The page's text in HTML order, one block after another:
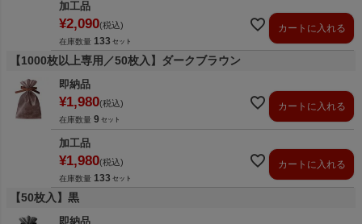
加工品
¥2,090 税込
在庫数量 133
カートに入れる
【1000枚以上専用／50枚入】ダークブラウン
即納品
¥1,980 税込
在庫数量 9
カートに入れる
加工品
¥1,980 税込
在庫数量 133
カートに入れる
【50枚入】黒
即納品